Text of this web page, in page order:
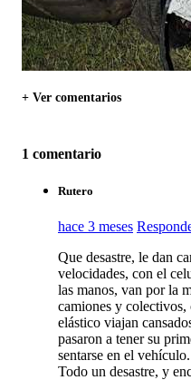
+ Ver comentarios
1 comentario
Rutero
hace 3 meses
Que desastre, le dan
velocidades, con el
las manos, van por la
camiones y colectivos,
elástico viajan
pasaron a tener su
sentarse en el
Todo un desastre, y